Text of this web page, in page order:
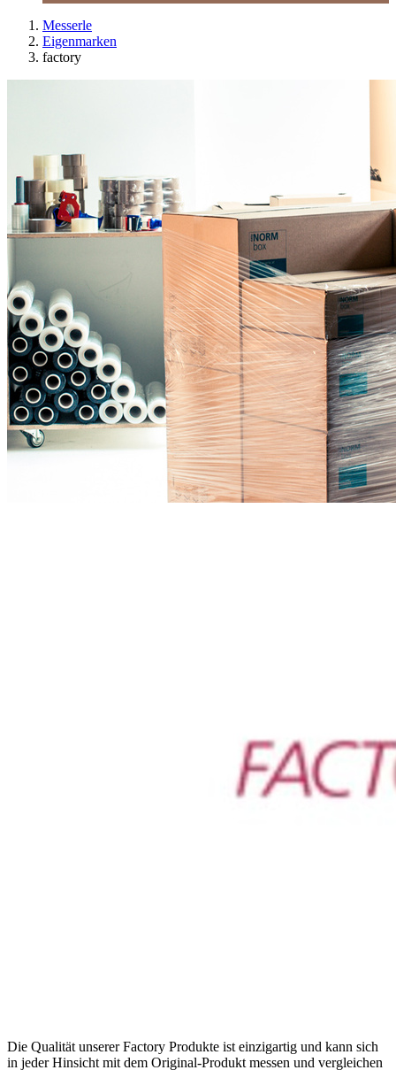
Messerle
Eigenmarken
factory
Die Qualität unserer Factory Produkte ist einzigartig und kann sich
in jeder Hinsicht mit dem Original-Produkt messen und vergleichen